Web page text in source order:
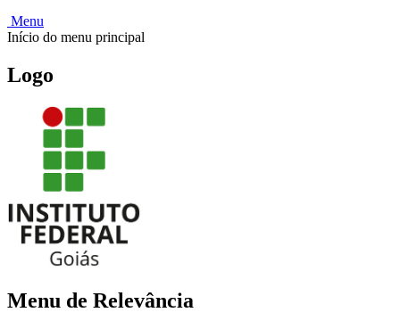
Menu
Início do menu principal
Logo
Menu de Relevância